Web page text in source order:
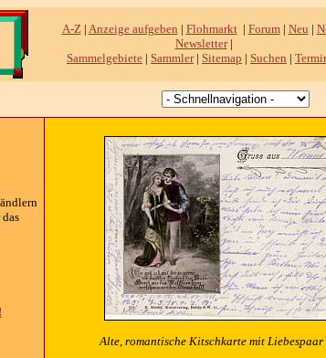
A-Z| Anzeige aufgeben | Flohmarkt| Forum| Neu |
Newsletter|
Sammelgebiete | Sammler| Sitemap | Suchen |
Alte, romantische Kitschkarte mit Liebespaar